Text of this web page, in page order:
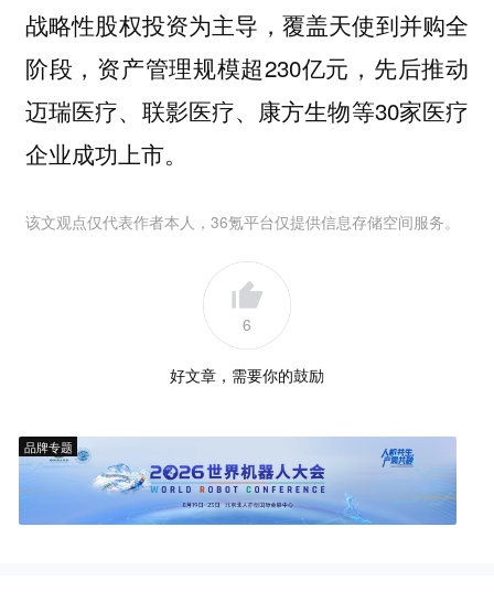
战略性股权投资为主导，覆盖天使到并购全
阶段，资产管理规模超230亿元，先后推动
迈瑞医疗、联影医疗、康方生物等30家医疗
企业成功上市。
该文观点仅代表作者本人，36氪平台仅提供信息存储空间服务。
6
好文章，需要你的鼓励
品牌专题